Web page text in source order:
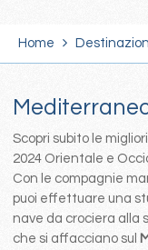
Home
Scopri subito le
2024 Orientale e
Con le compagnie
puoi effettuare una
nave da crociera alla
che si affacciano sul